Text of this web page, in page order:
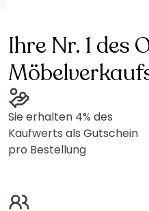
Ihre Nr. 1 des
Sie erhalten 4% des
Kaufwerts als Gutschein
pro Bestellung